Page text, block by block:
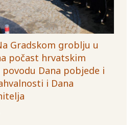
Gradskom groblju u
počast hrvatskim
Dana pobjede i
i Dana